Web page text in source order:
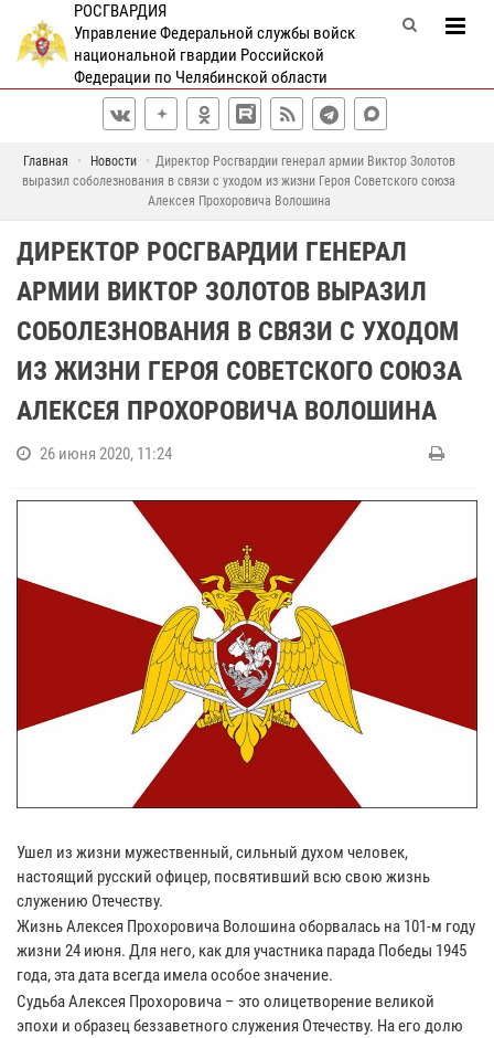
РОСГВАРДИЯ
Управление Федеральной службы войск
национальной гвардии Российской
Федерации по Челябинской области
Главная Новости
Директор Росгвардии генерал армии Виктор Золотов
выразил соболезнования в связи с уходом из жизни Героя Советского союза
Алексея Прохоровича Волошина
ДИРЕКТОР РОСГВАРДИИ ГЕНЕРАЛ
АРМИИ ВИКТОР ЗОЛОТОВ ВЫРАЗИЛ
СОБОЛЕЗНОВАНИЯ В СВЯЗИ С УХОДОМ
ИЗ ЖИЗНИ ГЕРОЯ СОВЕТСКОГО СОЮЗА
АЛЕКСЕЯ ПРОХОРОВИЧА ВОЛОШИНА
26 июня 2020, 11:24
Ушел из жизни мужественный, сильный духом человек,
настоящий русский офицер, посвятивший всю свою жизнь
служению Отечеству.
Жизнь Алексея Прохоровича Волошина оборвалась на 101-м году
жизни 24 июня. Для него, как для участника парада Победы 1945
года, эта дата всегда имела особое значение.
Судьба Алексея Прохоровича – это олицетворение великой
эпохи и образец беззаветного служения Отечеству. На его долю